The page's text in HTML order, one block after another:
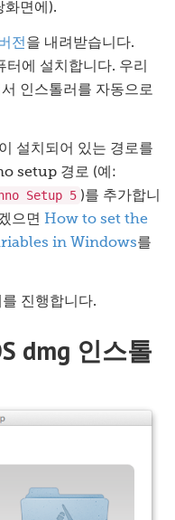
화면에).
전을 내려받습니다.
에 설치합니다. 우리
인스톨러를 자동으로
설치되어 있는 경로를
setup 경로 (예:
Setup 5 )를 추가합니
으면 How to set the
in Windows를
진행합니다.
dmg 인스톨